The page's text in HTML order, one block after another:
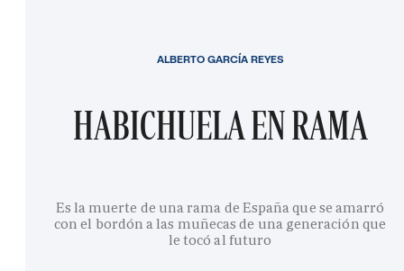
HABICHUELA EN RAMA
Es la muerte de una rama de España que se amarró
con el bordón a las muñecas de una generación que
le tocó al futuro
ALBERTO GARCÍA REYES